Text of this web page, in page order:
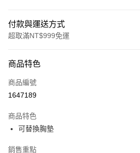
付款與運送方式
超取滿NT$999免運
信用卡一次付款
超商取貨付款
Apple Pay
街口支付
商品特色
商品編號
1647189
商品特色
可替換胸墊
銷售重點